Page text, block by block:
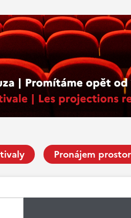
Pronájem prostor